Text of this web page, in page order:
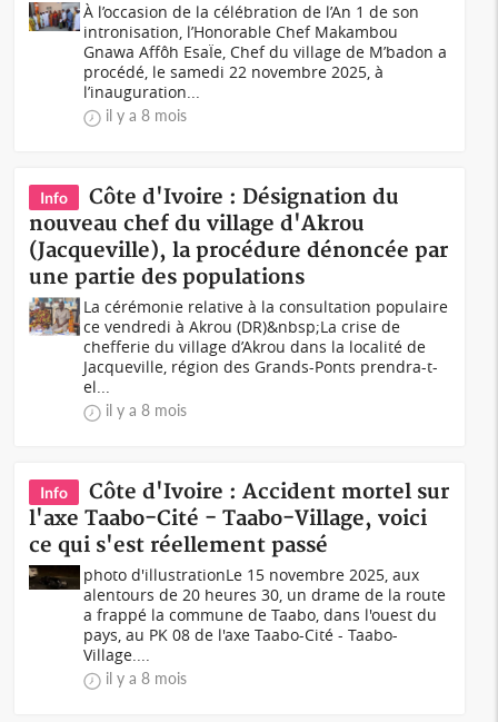
À l’occasion de la célébration de l’An 1 de son
intronisation, l’Honorable Chef Makambou
Gnawa Affôh EsaÏe, Chef du village de M’badon a
procédé, le samedi 22 novembre 2025, à
l’inauguration...
il y a 8 mois
Info
Côte d'Ivoire : Désignation du
nouveau chef du village d'Akrou
(Jacqueville), la procédure dénoncée par
une partie des populations
La cérémonie relative à la consultation populaire
ce vendredi à Akrou (DR)&nbsp;La crise de
chefferie du village d’Akrou dans la localité de
Jacqueville, région des Grands-Ponts prendra-t-
el...
il y a 8 mois
Info
Côte d'Ivoire : Accident mortel sur
l'axe Taabo-Cité - Taabo-Village, voici
ce qui s'est réellement passé
photo d'illustrationLe 15 novembre 2025, aux
alentours de 20 heures 30, un drame de la route
a frappé la commune de Taabo, dans l'ouest du
pays, au PK 08 de l'axe Taabo-Cité - Taabo-
Village....
il y a 8 mois